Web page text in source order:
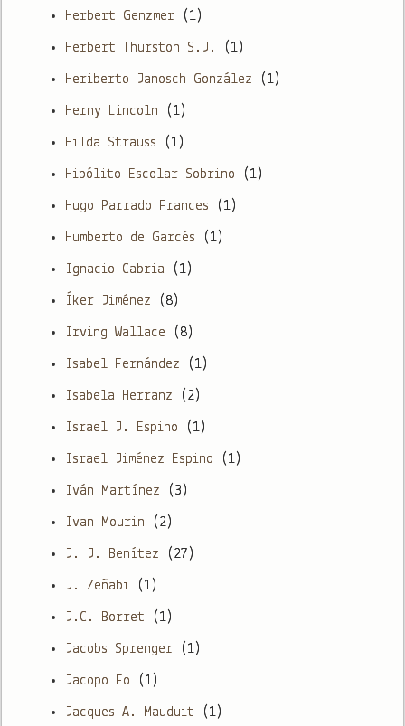
Herbert Genzmer (1)
Herbert Thurston S.J. (1)
Heriberto Janosch González (1)
Herny Lincoln (1)
Hilda Strauss (1)
Hipólito Escolar Sobrino (1)
Hugo Parrado Frances (1)
Humberto de Garcés (1)
Ignacio Cabria (1)
Íker Jiménez (8)
Irving Wallace (8)
Isabel Fernández (1)
Isabela Herranz (2)
Israel J. Espino (1)
Israel Jiménez Espino (1)
Iván Martínez (3)
Ivan Mourin (2)
J. J. Benítez (27)
J. Zeñabi (1)
J.C. Borret (1)
Jacobs Sprenger (1)
Jacopo Fo (1)
Jacques A. Mauduit (1)